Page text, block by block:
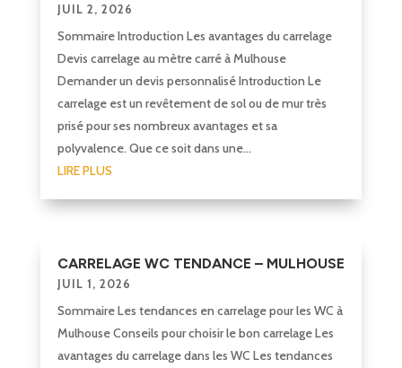
JUIL 2, 2026
Sommaire Introduction Les avantages du carrelage
Devis carrelage au mètre carré à Mulhouse
Demander un devis personnalisé Introduction Le
carrelage est un revêtement de sol ou de mur très
prisé pour ses nombreux avantages et sa
polyvalence. Que ce soit dans une...
LIRE PLUS
CARRELAGE WC TENDANCE – MULHOUSE
JUIL 1, 2026
Sommaire Les tendances en carrelage pour les WC à
Mulhouse Conseils pour choisir le bon carrelage Les
avantages du carrelage dans les WC Les tendances